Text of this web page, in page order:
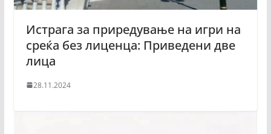
Истрага за приредување на игри на
среќа без лиценца: Приведени две
лица
28.11.2024